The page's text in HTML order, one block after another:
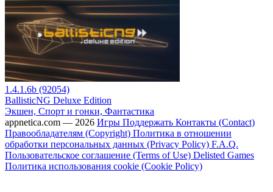
1.4.1.6b (92054)
BallisticNG Deluxe Edition
Экшен, Спорт и гонки, Фантастика
appnetica.com — 2026 Игры Поддержать Контакты (Contact)
Правообладателям (Copyright) Политика в отношении
обработки персональных данных (Privacy Policy) F.A.Q.
Пользовательское соглашение (Terms of Use) Delisted Games
Политика использования cookie (Cookie Policy)